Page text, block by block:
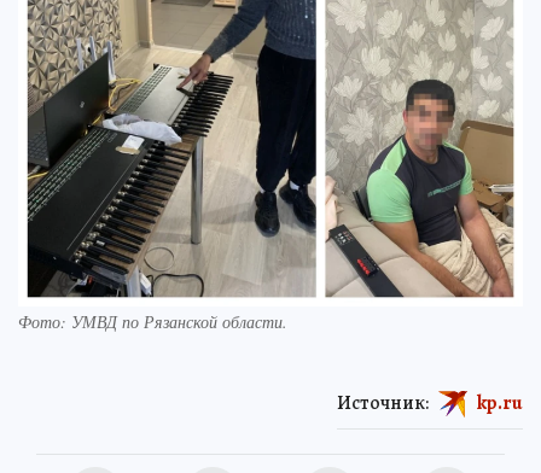
Фото: УМВД по Рязанской области.
Источник: kp.ru